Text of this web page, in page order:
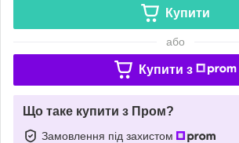
Купити
або
Купити з
Що таке купити з Пром?
Замовлення під захистом